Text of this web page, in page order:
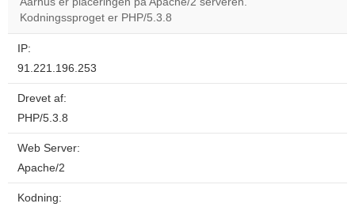
Kodningssproget er PHP/5.3.8
IP:
91.221.196.253
Drevet af:
PHP/5.3.8
Web Server:
Apache/2
Kodning: